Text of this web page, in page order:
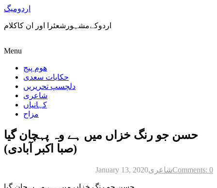
اردومیگ
اردوکےمشہورشعئرا اور ان کاکلام
Menu
ھوم پیج
حکایات سعدی
دلچسپ تحریریں
شاعری
کہانیاں
مزاح
حسن جو رنگ خزاں میں ہے وہ پہچان گیا
(صبا اکبر آبادی)
January 13, 2020شاعریComments: 0